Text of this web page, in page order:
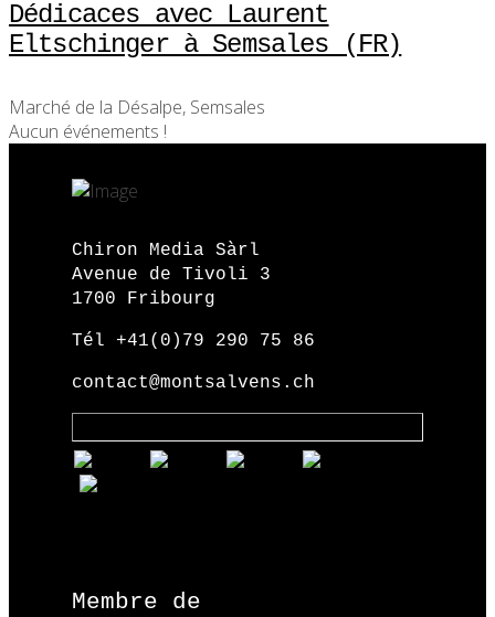
Dédicaces avec Laurent
Eltschinger à Semsales (FR)
Marché de la Désalpe, Semsales
Aucun événements !
Chiron Media Sàrl
Avenue de Tivoli 3
1700 Fribourg
Tél +41(0)79 290 75 86
contact@montsalvens.ch
Membre de